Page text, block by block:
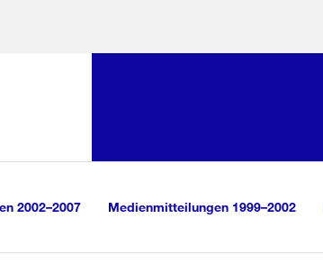
2002–2007 Medienmitteilungen 1999–2002